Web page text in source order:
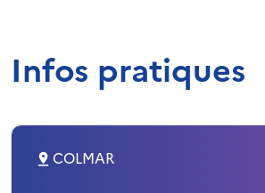
Infos pratiques
COLMAR